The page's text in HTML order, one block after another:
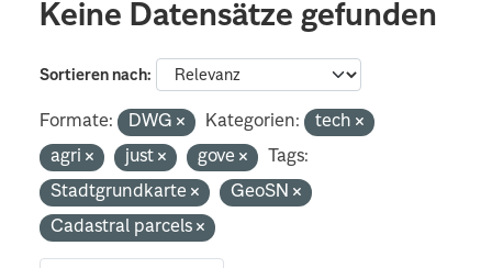
Keine Datensätze gefunden
Sortieren nach
Formate: DWG Kategorien:
tech
agri
just gove
Tags:
Stadtgrundkarte
GeoSN
Cadastral parcels